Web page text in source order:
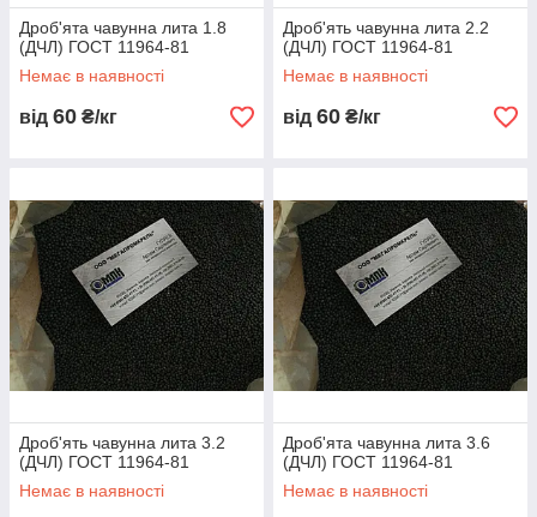
Дроб'ята чавунна лита 1.8
(ДЧЛ) ГОСТ 11964-81
Немає в наявності
від 60 ₴/кг
Дроб'ять чавунна лита 2.2
(ДЧЛ) ГОСТ 11964-81
Немає в наявності
від 60 ₴/кг
Дроб'ять чавунна лита 3.2
(ДЧЛ) ГОСТ 11964-81
Немає в наявності
Дроб'ята чавунна лита 3.6
(ДЧЛ) ГОСТ 11964-81
Немає в наявності